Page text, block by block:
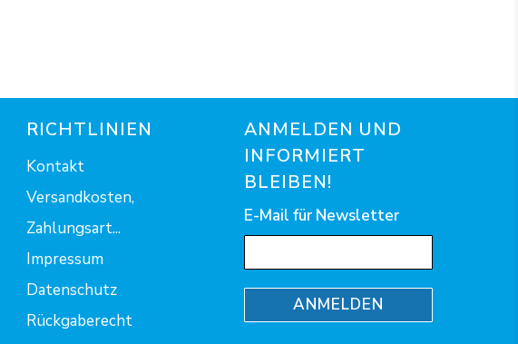
RICHTLINIEN
Kontakt
Versandkosten,
Zahlungsart...
Impressum
Datenschutz
Rückgaberecht
ANMELDEN UND
INFORMIERT
BLEIBEN!
E-Mail für Newsletter
ANMELDEN